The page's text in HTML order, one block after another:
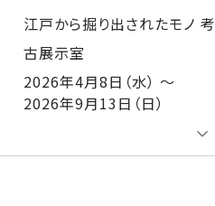
江戸から掘り出されたモノ 考古展示室
2026年4月8日（水） ～
2026年9月13日（日）